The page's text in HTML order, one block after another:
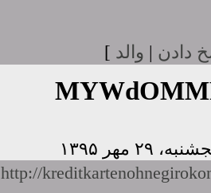
دادن | والد ]
http://